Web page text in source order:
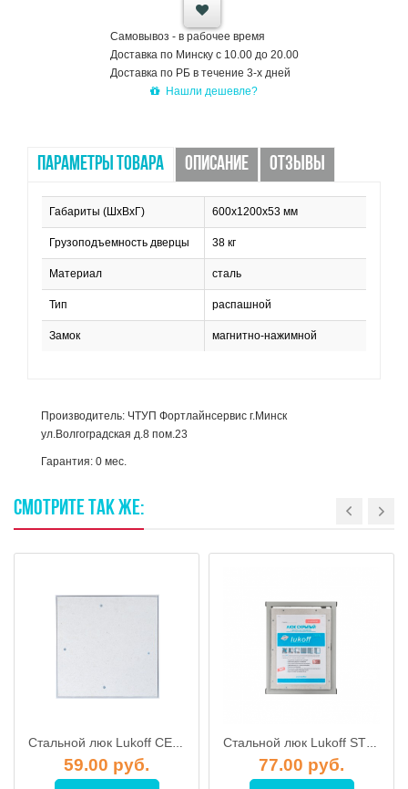
Самовывоз - в рабочее время
Доставка по Минску с 10.00 до 20.00
Доставка по РБ в течение 3-х дней
Нашли дешевле?
ПАРАМЕТРЫ ТОВАРА ОПИСАНИЕ ОТЗЫВЫ
Габариты (ШхВхГ) 600х1200х53 мм
Грузоподъемность дверцы 38 кг
Материал сталь
Тип распашной
Замок магнитно-нажимной
Производитель: ЧТУП Фортлайнсервис г.Минск
ул.Волгоградская д.8 пом.23
Гарантия: 0 мес.
СМОТРИТЕ ТАКЖЕ:
Стальной люк Lukoff СЕГМЕНТ 60х30 (нажимной)
59.00 руб.
Стальной люк Lukoff ST 50х50 (распашной)
77.00 руб.